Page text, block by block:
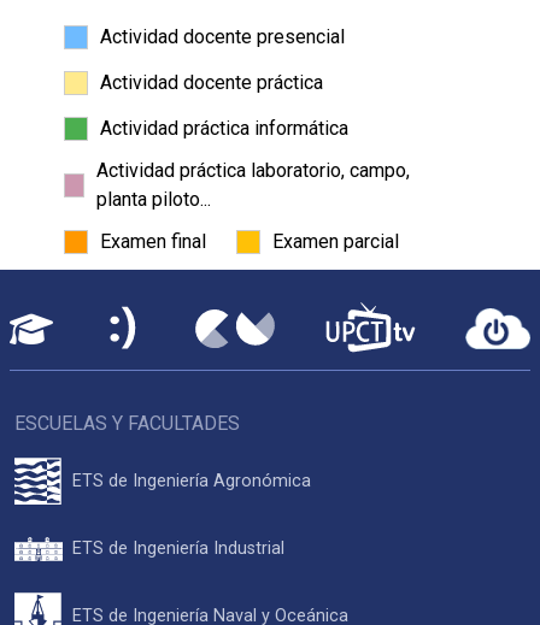
Actividad docente presencial
Actividad docente práctica
Actividad práctica informática
Actividad práctica laboratorio, campo,
planta piloto...
Examen final
Examen parcial
ESCUELAS Y FACULTADES
ETS de Ingeniería Agronómica
ETS de Ingeniería Industrial
ETS de Ingeniería Naval y Oceánica